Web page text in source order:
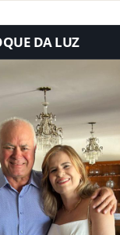
DA LUZ